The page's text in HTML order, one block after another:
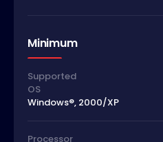
Minimum
Supported
OS
Windows®, 2000/XP
Processor